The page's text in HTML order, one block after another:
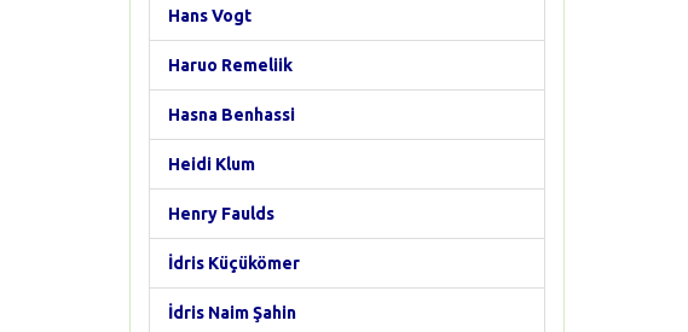
Hans Vogt
Haruo Remeliik
Hasna Benhassi
Heidi Klum
Henry Faulds
İdris Küçükömer
İdris Naim Şahin